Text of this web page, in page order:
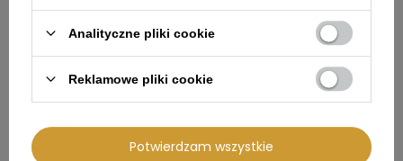
POLECAMY
99,01 zł 371,01 zł
Analityczne pliki cookie
Reklamowe pliki cookie
Potwierdzam wszystkie